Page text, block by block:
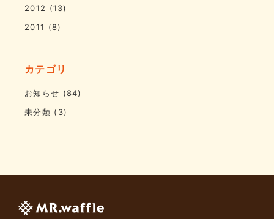
2012 (13)
2011 (8)
カテゴリ
お知らせ (84)
未分類 (3)